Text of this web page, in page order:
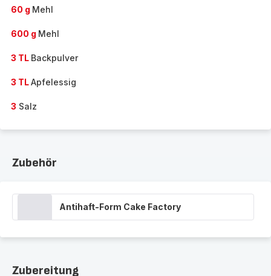
60 g Mehl
600 g Mehl
3 TL Backpulver
3 TLApfelessig
3 Salz
Zubehör
Antihaft-Form Cake Factory
Zubereitung